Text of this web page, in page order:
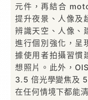
元件，再結合
提升夜景、人像及
辨識天空、人像、
進行個別強化，呈
據使用者拍攝習慣
想照片。此外，
3.5 倍光學變焦及
在任何情境下都能